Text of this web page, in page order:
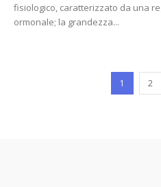
fisiologico, caratterizzato da una
ormonale; la grandezza...
1 2